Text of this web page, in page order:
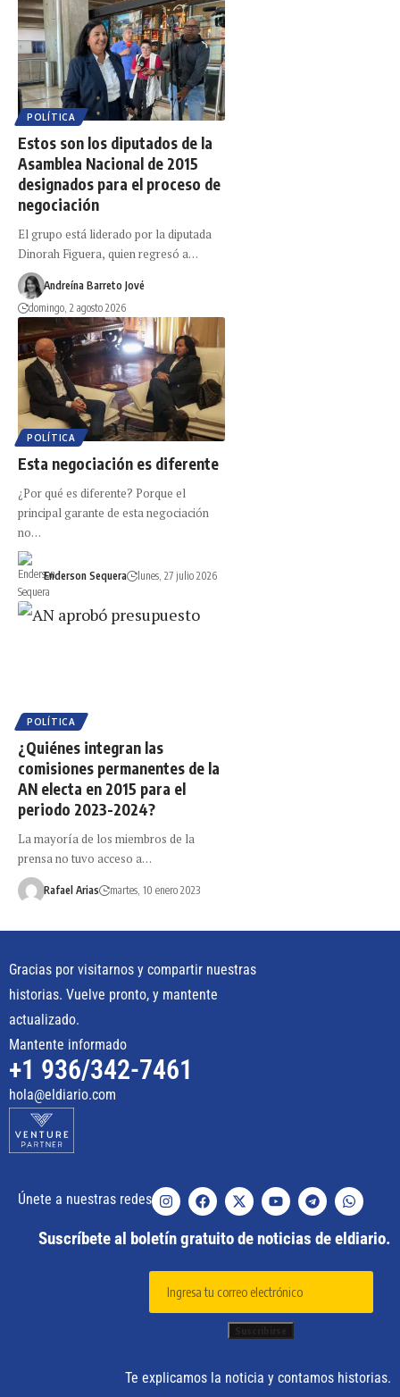
POLÍTICA
Estos son los diputados de la
Asamblea Nacional de 2015
designados para el proceso de
negociación
El grupo está liderado por la diputada
Dinorah Figuera, quien regresó a…
Andreína Barreto Jové
domingo, 2 agosto 2026
POLÍTICA
Esta negociación es diferente
¿Por qué es diferente? Porque el
principal garante de esta negociación
no…
Enderson Sequera lunes, 27 julio 2026
POLÍTICA
¿Quiénes integran las
comisiones permanentes de la
AN electa en 2015 para el
periodo 2023-2024?
La mayoría de los miembros de la
prensa no tuvo acceso a…
Rafael Arias martes, 10 enero 2023
Gracias por visitarnos y compartir nuestras
historias. Vuelve pronto, y mantente
actualizado.
Mantente informado
+1 936/342-7461
hola@eldiario.com
Únete a nuestras redes
Suscríbete al boletín gratuito de noticias de eldiario.
Te explicamos la noticia y contamos historias.